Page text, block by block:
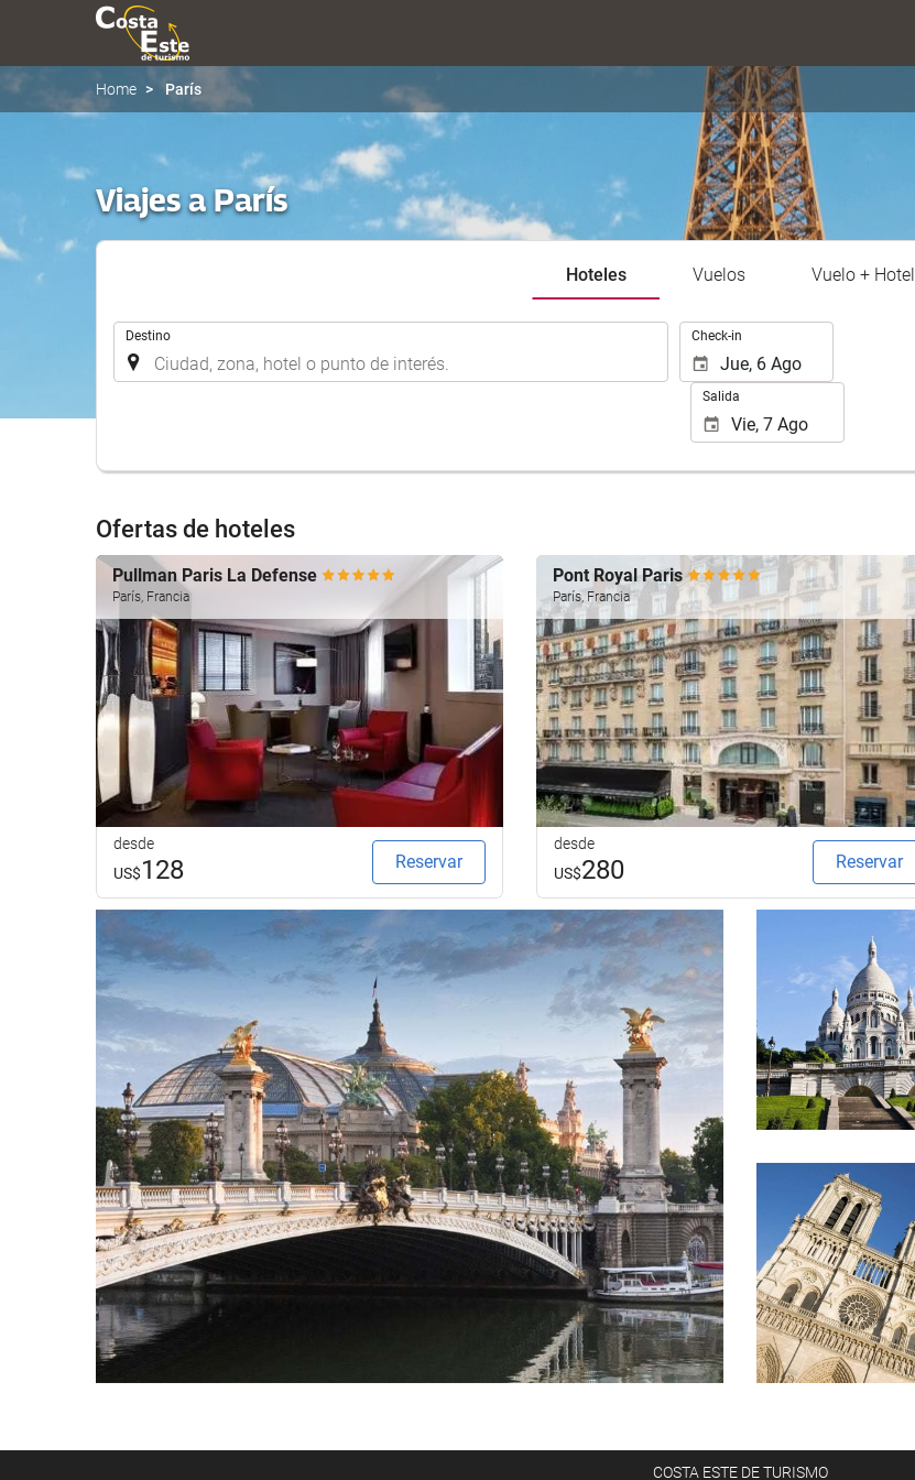
Home París
Viajes a París
Hoteles Vuelos Vuelo + Hotel
Destino Check-in
Salida
Ofertas de hoteles
Pullman Paris La Defense
París, Francia
desde
US$128 Reservar
Pont Royal Paris
París, Francia
desde
US$280 Reservar
COSTA ESTE DE TURISMO